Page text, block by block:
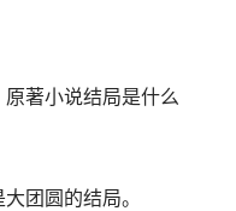
原著小说结局是什么
团圆的结局。